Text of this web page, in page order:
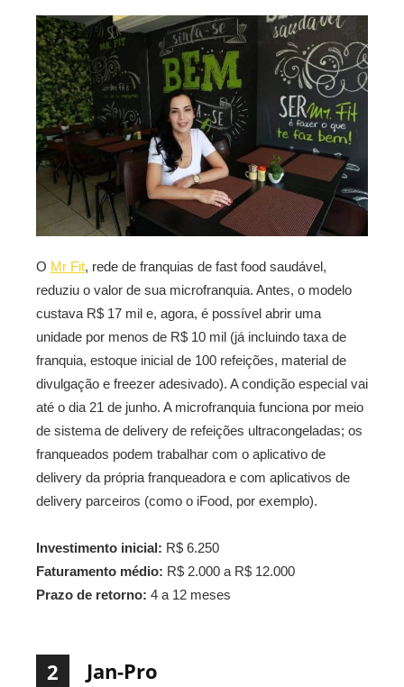
O Mr Fit, rede de franquias de fast food saudável,
reduziu o valor de sua microfranquia. Antes, o modelo
custava R$ 17 mil e, agora, é possível abrir uma
unidade por menos de R$ 10 mil (já incluindo taxa de
franquia, estoque inicial de 100 refeições, material de
divulgação e freezer adesivado). A condição especial vai
até o dia 21 de junho. A microfranquia funciona por meio
de sistema de delivery de refeições ultracongeladas; os
franqueados podem trabalhar com o aplicativo de
delivery da própria franqueadora e com aplicativos de
delivery parceiros (como o iFood, por exemplo).
Investimento inicial: R$ 6.250
Faturamento médio: R$ 2.000 a R$ 12.000
Prazo de retorno: 4 a 12 meses
2 Jan-Pro